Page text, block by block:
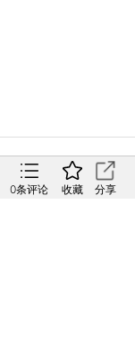
0条评论 收藏 分享